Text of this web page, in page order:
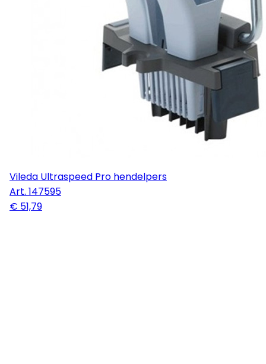
Vileda Ultraspeed Pro hendelpers
Art. 147595
€ 51,79